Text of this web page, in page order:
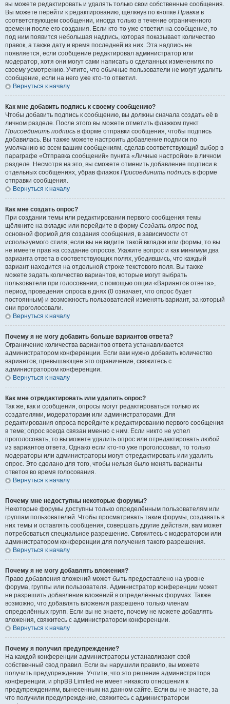
вы можете редактировать и удалять только свои собственные сообщения.
Вы можете перейти к редактированию, щёлкнув по кнопке Правка в
соответствующем сообщении, иногда только в течение ограниченного
времени после его создания. Если кто-то уже ответил на сообщение, то
под ним появится небольшая надпись, которая показывает количество
правок, а также дату и время последней из них. Эта надпись не
появляется, если сообщение редактировал администратор или
модератор, хотя они могут сами написать о сделанных изменениях по
своему усмотрению. Учтите, что обычные пользователи не могут удалить
сообщение, если на него уже кто-то ответил.
Вернуться к началу
Как мне добавить подпись к своему сообщению?
Чтобы добавить подпись к сообщению, вы должны сначала создать её в
личном разделе. После этого вы можете отметить флажком пункт
Присоединить подпись в форме отправки сообщения, чтобы подпись
добавилась. Вы также можете настроить добавление подписи по
умолчанию ко всем вашим сообщениям, сделав соответствующий выбор в
параграфе «Отправка сообщений» пункта «Личные настройки» в личном
разделе. Несмотря на это, вы сможете отменить добавление подписи в
отдельных сообщениях, убрав флажок Присоединить подпись в форме
отправки сообщения.
Вернуться к началу
Как мне создать опрос?
При создании темы или редактировании первого сообщения темы
щёлкните на вкладке или перейдите в форму Создать опрос под
основной формой для создания сообщения, в зависимости от
используемого стиля; если вы не видите такой вкладки или формы, то вы
не имеете прав на создание опросов. Укажите вопрос и как минимум два
варианта ответа в соответствующих полях, убедившись, что каждый
вариант находится на отдельной строке текстового поля. Вы также
можете задать количество вариантов, которые могут выбрать
пользователи при голосовании, с помощью опции «Вариантов ответа»,
период проведения опроса в днях (0 означает, что опрос будет
постоянным) и возможность пользователей изменять вариант, за который
они проголосовали.
Вернуться к началу
Почему я не могу добавить больше вариантов ответа?
Ограничение количества вариантов ответа устанавливается
администратором конференции. Если вам нужно добавить количество
вариантов, превышающее это ограничение, свяжитесь с
администратором конференции.
Вернуться к началу
Как мне отредактировать или удалить опрос?
Так же, как и сообщения, опросы могут редактироваться только их
создателями, модераторами или администраторами. Для
редактирования опроса перейдите к редактированию первого сообщения
в теме; опрос всегда связан именно с ним. Если никто не успел
проголосовать, то вы можете удалить опрос или отредактировать любой
из вариантов ответа. Однако если кто-то уже проголосовал, то только
модераторы или администраторы могут отредактировать или удалить
опрос. Это сделано для того, чтобы нельзя было менять варианты
ответов во время голосования.
Вернуться к началу
Почему мне недоступны некоторые форумы?
Некоторые форумы доступны только определённым пользователям или
группам пользователей. Чтобы просматривать такие форумы, создавать в
них темы и оставлять сообщения, совершать другие действия, вам может
потребоваться специальное разрешение. Свяжитесь с модератором или
администратором конференции для получения такого разрешения.
Вернуться к началу
Почему я не могу добавлять вложения?
Право добавления вложений может быть предоставлено на уровне
форума, группы или пользователя. Администратор конференции может
не разрешить добавление вложений в определённых форумах. Также
возможно, что добавлять вложения разрешено только членам
определённых групп. Если вы не знаете, почему не можете добавлять
вложения, свяжитесь с администратором конференции.
Вернуться к началу
Почему я получил предупреждение?
На каждой конференции администраторы устанавливают свой
собственный свод правил. Если вы нарушили правило, вы можете
получить предупреждение. Учтите, что это решение администратора
конференции, и phpBB Limited не имеет никакого отношения к
предупреждениям, вынесенным на данном сайте. Если вы не знаете, за
что получили предупреждение, свяжитесь с администратором